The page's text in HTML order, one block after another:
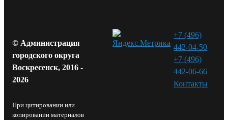
© Администрация
городского округа
Воскресенск, 2016 -
2026
При цитировании или
копировании материалов
+7 (496)
442-04-50
+7 (496)
442-06-66
Контакты⁠